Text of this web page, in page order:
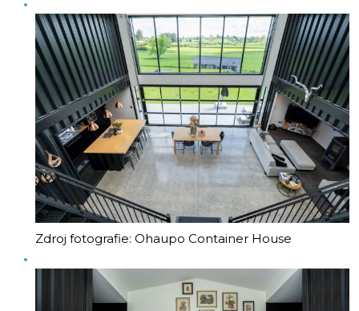
Zdroj fotografie: Ohaupo Container House